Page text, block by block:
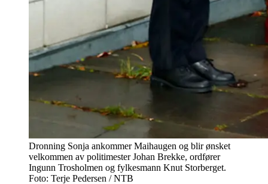
Dronning Sonja ankommer Maihaugen og blir ønsket
velkommen av politimester Johan Brekke, ordfører
Ingunn Trosholmen og fylkesmann Knut Storberget.
Foto: Terje Pedersen / NTB